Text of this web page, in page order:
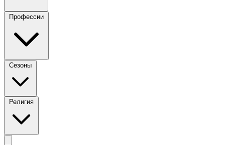
Профессии
Сезоны
Религия